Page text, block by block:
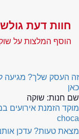
חוות דעת
הוסף המלצות על
זה העסק שלך? מגיעה
כאן
שם חנות: שוקה
מוקד הזמנת אירועים
choca
מצאת טעות? עדכן